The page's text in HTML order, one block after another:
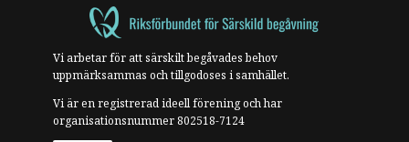
Vi arbetar för att särskilt begåvades behov
uppmärksammas och tillgodoses i samhället.
Vi är en registrerad ideell förening och har
organisationsnummer 802518-7124